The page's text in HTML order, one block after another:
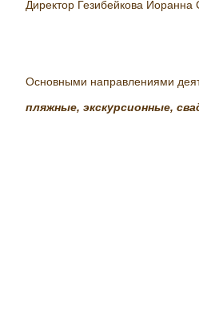
Директор Гезибейкова Иоранна
Основными направлениями
пляжные, экскурсионные,